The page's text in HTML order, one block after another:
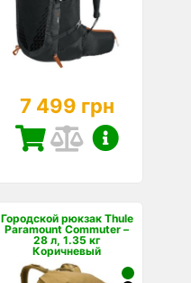
7 499 грн
Городской рюкзак Thule
Paramount Commuter –
28 л, 1.35 кг
Коричневый